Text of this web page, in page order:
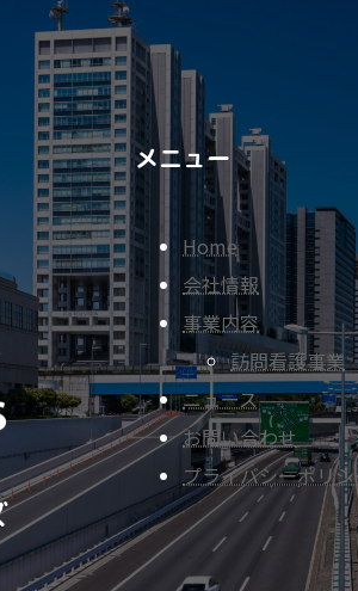
メニュー
Home
会社情報
事業内容
訪問看護事業
ニュース
お問い合わせ
プライバシーポリ